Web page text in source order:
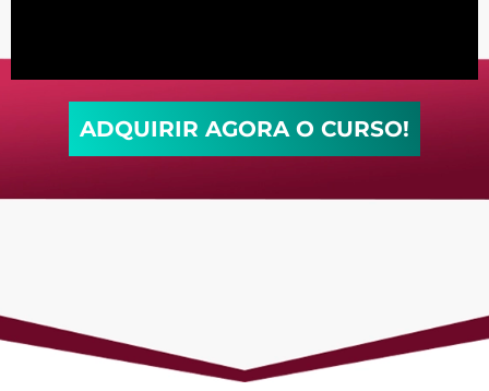
ADQUIRIR AGORA O CURSO!